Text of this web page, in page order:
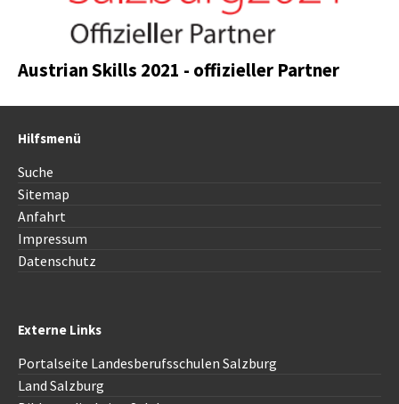
Austrian Skills 2021 - offizieller Partner
Hilfsmenü
Suche
Sitemap
Anfahrt
Impressum
Datenschutz
Externe Links
Portalseite Landesberufsschulen Salzburg
Land Salzburg